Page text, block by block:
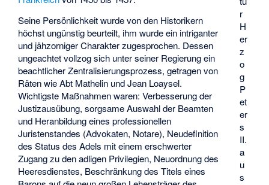
r
H
er
z
o
g
P
et
er
s
II.
a
u
s
Seine Persönlichkeit wurde von den Historikern
höchst ungünstig beurteilt, ihm wurde ein intriganter
und jähzorniger Charakter zugesprochen. Dessen
ungeachtet vollzog sich unter seiner Regierung ein
beachtlicher Zentralisierungsprozess, getragen von
Räten wie Abt Mathelin und Jean Loaysel.
Wichtigste Maßnahmen waren: Verbesserung der
Justizausübung, sorgsame Auswahl der Beamten
und Heranbildung eines professionellen
Juristenstandes (Advokaten, Notare), Neudefinition
des Status des Adels mit einem erschwerter
Zugang zu den adligen Privilegien, Neuordnung des
Heeresdienstes, Beschränkung des Titels eines